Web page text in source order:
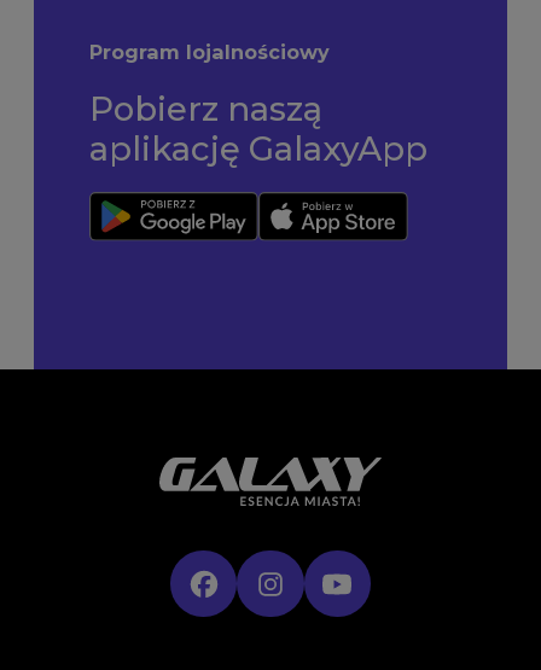
Program lojalnościowy
Pobierz naszą
aplikację GalaxyApp